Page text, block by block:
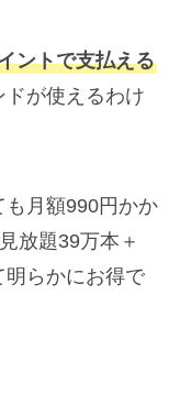
ントで支払える
が使えるわけ
月額990円かか
放題39万本＋
明らかにお得で